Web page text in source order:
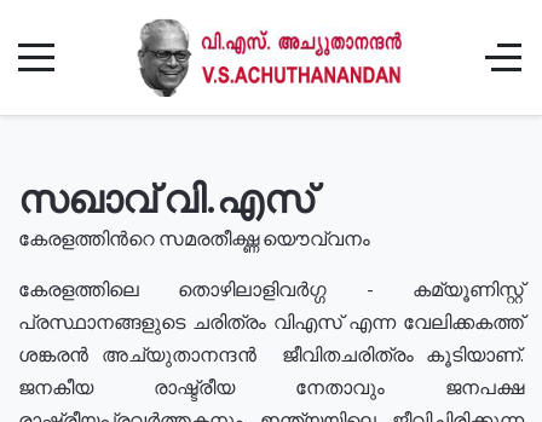
സഖാവ് വി.എസ്
കേരളത്തിൻറെ സമരതീക്ഷ്ണ യൌവ്വനം
കേരളത്തിലെ തൊഴിലാളിവർഗ്ഗ - കമ്യൂണിസ്റ്റ്
പ്രസ്ഥാനങ്ങളുടെ ചരിത്രം വിഎസ് എന്ന വേലിക്കകത്ത്
ശങ്കരൻ അച്യുതാനന്ദൻ ജീവിതചരിത്രം കൂടിയാണ്.
ജനകീയ രാഷ്ട്രീയ നേതാവും ജനപക്ഷ